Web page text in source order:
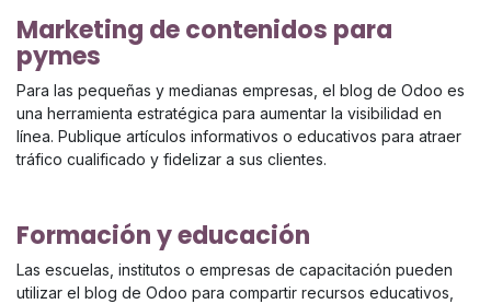
Marketing de contenidos para
pymes
Para las pequeñas y medianas empresas, el blog de Odoo es
una herramienta estratégica para aumentar la visibilidad en
línea. Publique artículos informativos o educativos para atraer
tráfico cualificado y fidelizar a sus clientes.
Formación y educación
Las escuelas, institutos o empresas de capacitación pueden
utilizar el blog de Odoo para compartir recursos educativos,